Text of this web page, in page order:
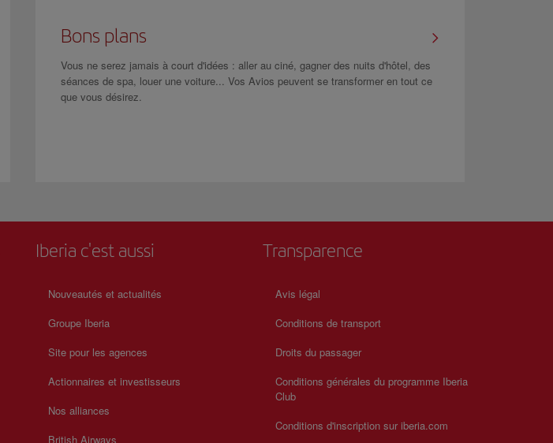
Bons plans
Vous ne serez jamais à court d'idées : aller au ciné, gagner des nuits d'hôtel, des
séances de spa, louer une voiture... Vos Avios peuvent se transformer en tout ce
que vous désirez.
Iberia c'est aussi
Nouveautés et actualités
Groupe Iberia
Site pour les agences
Actionnaires et investisseurs
Nos alliances
British Airways
Transparence
Avis légal
Conditions de transport
Droits du passager
Conditions générales du programme Iberia
Club
Conditions d'inscription sur iberia.com